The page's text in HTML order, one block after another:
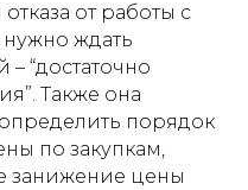
от работы с
ждать
“достаточно
Также она
порядок
по закупкам,
занижение цены